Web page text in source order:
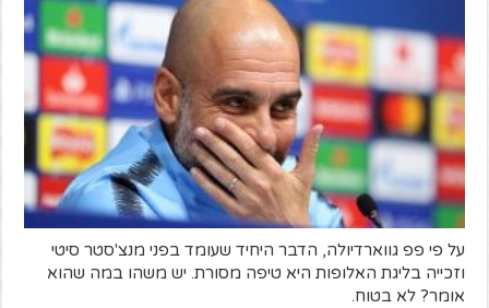
על פי פפ גווארדיולה, הדבר היחיד שעומד בפני מנצ'סטר סיטי
וזכייה בליגת האלופות היא טיפה מסורת. יש משהו במה שהוא
אומר? לא בטוח.